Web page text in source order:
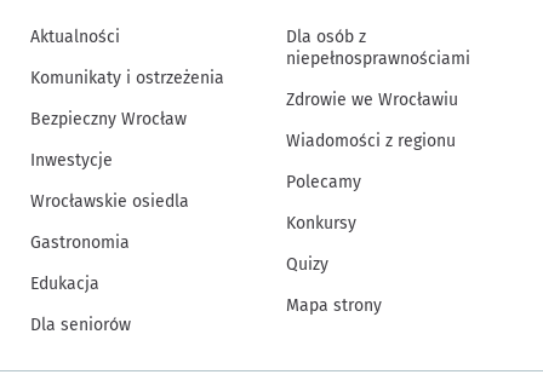
Aktualności
Komunikaty i ostrzeżenia
Bezpieczny Wrocław
Inwestycje
Wrocławskie osiedla
Gastronomia
Edukacja
Dla seniorów
Dla osób z
niepełnosprawnościami
Zdrowie we Wrocławiu
Wiadomości z regionu
Polecamy
Konkursy
Quizy
Mapa strony